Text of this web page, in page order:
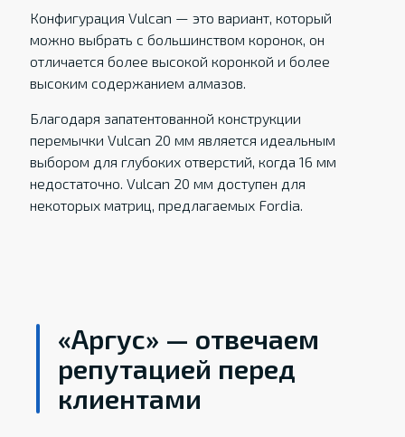
Конфигурация Vulcan — это вариант, который
можно выбрать с большинством коронок, он
отличается более высокой коронкой и более
высоким содержанием алмазов.
Благодаря запатентованной конструкции
перемычки Vulcan 20 мм является идеальным
выбором для глубоких отверстий, когда 16 мм
недостаточно. Vulcan 20 мм доступен для
некоторых матриц, предлагаемых Fordia.
«Аргус» — отвечаем
репутацией перед
клиентами